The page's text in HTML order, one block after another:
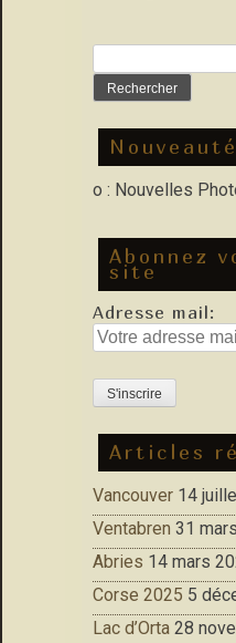
Porfolio : Nouvelles Photos:
Abonnez
site
Adresse mail:
Articles
Vancouver 14
Ventabren 31
Abries 14 mars
Corse 2025 5
Lac d’Orta 28